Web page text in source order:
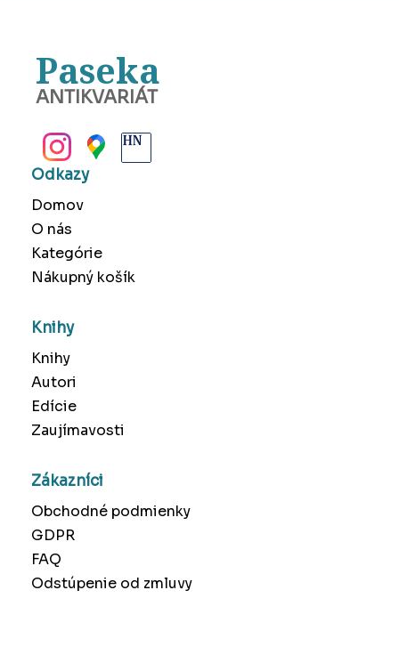
Paseka
ANTIKVARIÁT
Odkazy
Domov
O nás
Kategórie
Nákupný košík
Knihy
Knihy
Autori
Edície
Zaujímavosti
Zákazníci
Obchodné podmienky
GDPR
FAQ
Odstúpenie od zmluvy